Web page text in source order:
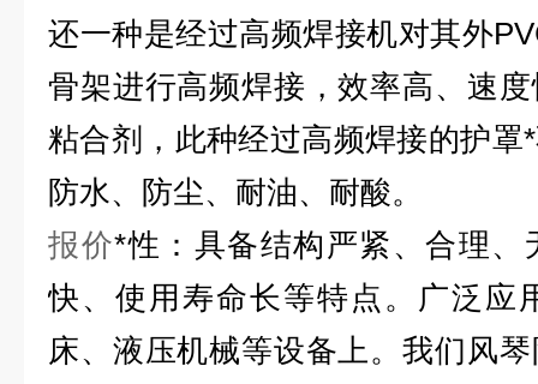
还一种是经过高频焊接机对其外
骨架进行高频焊接，效率高、速
粘合剂，此种经过高频焊接的护罩
防水、防尘、耐油、耐酸。
报价*性：具备结构严紧、合理、
快、使用寿命长等特点。广泛应
床、液压机械等设备上。我们风